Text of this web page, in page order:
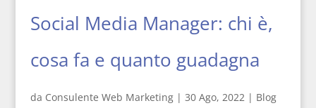
Social Media Manager: chi è,
cosa fa e quanto guadagna
da Consulente Web Marketing| 30 Ago, 2022| Blog